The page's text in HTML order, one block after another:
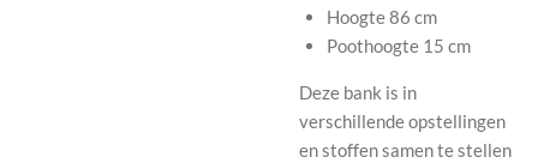
Hoogte86 cm
Poothoogte 15 cm
Deze bank is in
verschillende opstellingen
en stoffen samen te stellen